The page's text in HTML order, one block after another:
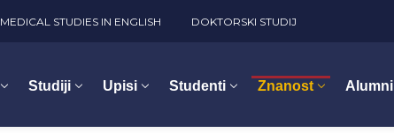
MEDICAL STUDIES IN ENGLISH DOKTORSKI STUDIJ
Studiji Upisi Studenti Znanost Alumni